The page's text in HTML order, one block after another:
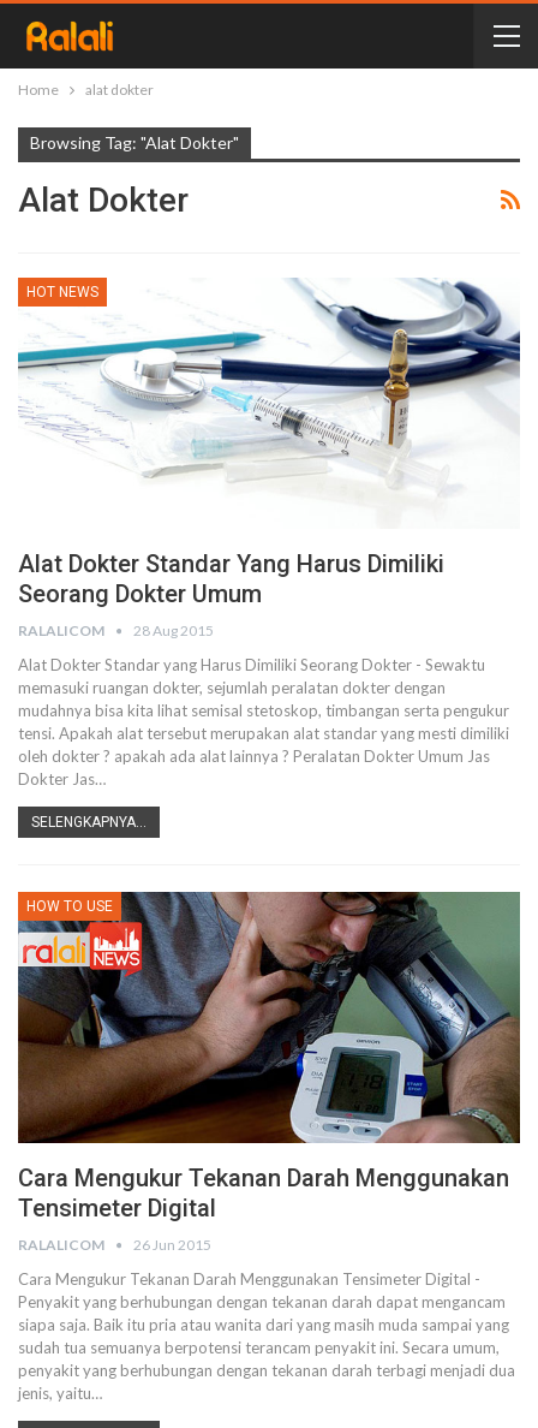
Home alat dokter
Browsing Tag: "alat Dokter"
Alat Dokter
HOT NEWS
Alat Dokter Standar Yang Harus Dimiliki
Seorang Dokter Umum
RALALICOM 28 Aug 2015
Alat Dokter Standar yang Harus Dimiliki Seorang Dokter - Sewaktu
memasuki ruangan dokter, sejumlah peralatan dokter dengan
mudahnya bisa kita lihat semisal stetoskop, timbangan serta pengukur
tensi. Apakah alat tersebut merupakan alat standar yang mesti dimiliki
oleh dokter ? apakah ada alat lainnya ? Peralatan Dokter Umum Jas
Dokter Jas…
SELENGKAPNYA...
HOW TO USE
Cara Mengukur Tekanan Darah Menggunakan
Tensimeter Digital
RALALICOM 26 Jun 2015
Cara Mengukur Tekanan Darah Menggunakan Tensimeter Digital -
Penyakit yang berhubungan dengan tekanan darah dapat mengancam
siapa saja. Baik itu pria atau wanita dari yang masih muda sampai yang
sudah tua semuanya berpotensi terancam penyakit ini. Secara umum,
penyakit yang berhubungan dengan tekanan darah terbagi menjadi dua
jenis, yaitu…